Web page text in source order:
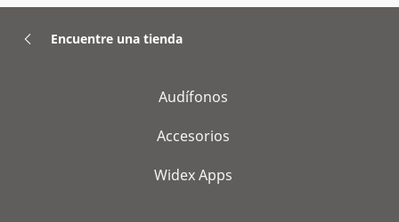
Encuentre una tienda
Audífonos
Accesorios
Widex Apps